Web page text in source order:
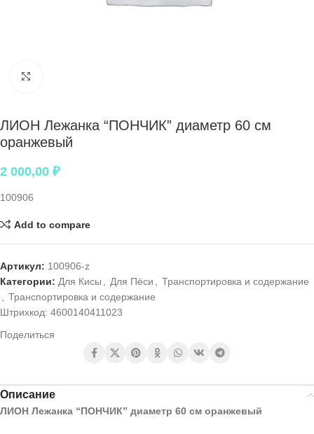
ЛИОН Лежанка “ПОНЧИК” диаметр 60 см
оранжевый
2 000,00 ₽
100906
Add to compare
Артикул: 100906-z
Категории: Для Кисы Для Пёси
Транспортировка и содержание
Транспортировка и содержание
Штрихкод: 4600140411023
Поделиться
Описание
ЛИОН Лежанка “ПОНЧИК” диаметр 60 см оранжевый